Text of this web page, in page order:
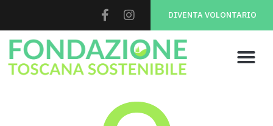
DIVENTA VOLONTARIO